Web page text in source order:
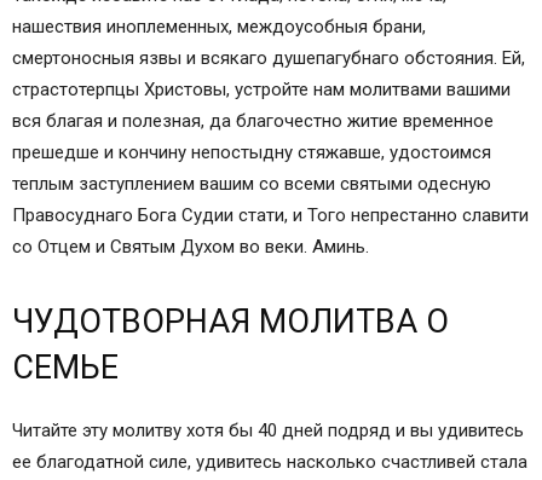
нашествия иноплеменных, междоусобныя брани,
смертоносныя язвы и всякаго душепагубнаго обстояния. Ей,
страстотерпцы Христовы, устройте нам молитвами вашими
вся благая и полезная, да благочестно житие временное
прешедше и кончину непостыдну стяжавше, удостоимся
теплым заступлением вашим со всеми святыми одесную
Правосуднаго Бога Судии стати, и Того непрестанно славити
со Отцем и Святым Духом во веки. Аминь.
ЧУДОТВОРНАЯ МОЛИТВА О
СЕМЬЕ
Читайте эту молитву хотя бы 40 дней подряд и вы удивитесь
ее благодатной силе, удивитесь насколько счастливей стала